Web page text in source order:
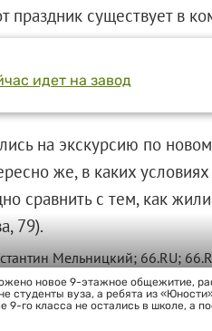
праздник существует в
идет на завод
на экскурсию по
же, в каких
сравнить с тем, как
79).
новое 9-этажное общежитие,
студенты вуза, а ребята из
го класса не остались в школе, а